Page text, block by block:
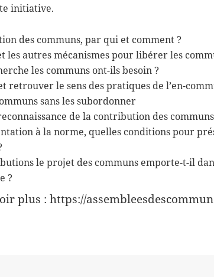
initiative.
des communs, par qui et comment ?
les autres mécanismes pour libérer les
les communs ont-ils besoin ?
retrouver le sens des pratiques de l’en-
sans les subordonner
de la contribution des communs
à la norme, quelles conditions pour
le projet des communs emporte-t-il
?
plus : https://